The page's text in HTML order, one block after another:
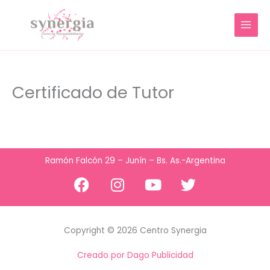
contenido
MAIN
MENU
Certificado de Tutor
Ramón Falcón 29 – Junín – Bs. As.-Argentina
F
a
c
e
b
o
I
n
s
t
a
g
Y
o
u
t
u
b
T
w
i
t
t
e
Copyright © 2026 Centro Synergia
Creado por Dago Publicidad